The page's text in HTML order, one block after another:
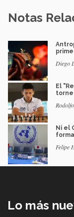
Notas
Diego
El
Ni el
Felipe
Lo más